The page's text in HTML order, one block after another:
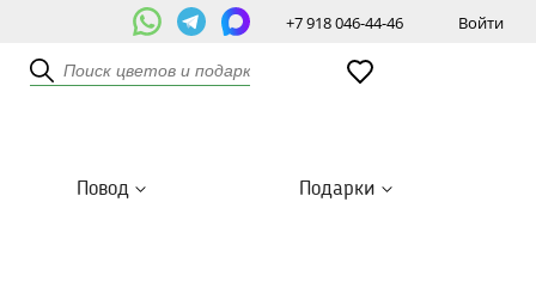
+7 918 046-44-46 Войти
Повод Подарки